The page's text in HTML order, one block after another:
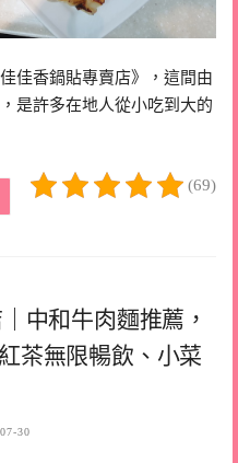
佳香鍋貼專賣店》，這間由
是許多在地人從小吃到大的
(69)
中和牛肉麵推薦，
茶無限暢飲、小菜
30